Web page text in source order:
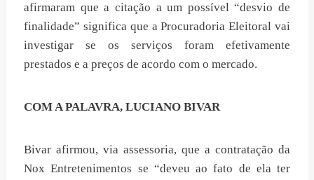
afirmaram que a citação a um possível “desvio de
finalidade” significa que a Procuradoria Eleitoral vai
investigar se os serviços foram efetivamente
prestados e a preços de acordo com o mercado.
COM A PALAVRA, LUCIANO BIVAR
Bivar afirmou, via assessoria, que a contratação da
Nox Entretenimentos se “deveu ao fato de ela ter